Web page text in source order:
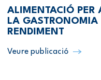
ALIMENTACIÓ PER
LA GASTRONOMIA
RENDIMENT
Veure publicació